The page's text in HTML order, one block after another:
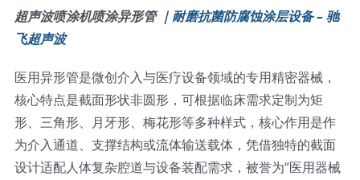
超声波设备
技术及原理
氢能技术科普
新闻
超声波喷涂机喷涂异形管 ｜耐磨抗菌防腐蚀涂层设备 – 驰
飞超声波
医用异形管是微创介入与医疗设备领域的专用精密器械，
核心特点是截面形状非圆形，可根据临床需求定制为矩
形、三角形、月牙形、梅花形等多种样式，核心作用是作
为介入通道、支撑结构或流体输送载体，凭借独特的截面
设计适配人体复杂腔道与设备装配需求，被誉为“医用器械